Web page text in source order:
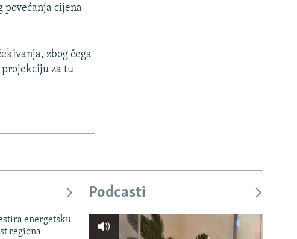
povećanja cijena
zbog čega
projekciju za tu
energetsku
regiona
Podcasti